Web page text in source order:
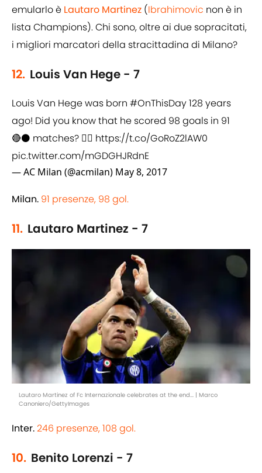
emularlo è Lautaro Martinez (Ibrahimovic non è in
lista Champions). Chi sono, oltre ai due sopracitati,
i migliori marcatori della stracittadina di Milano?
12. Louis Van Hege - 7
Louis Van Hege was born #OnThisDay128 years
ago! Did you know that he scored 98 goals in 91
🔴⚫ matches? 👉🏻 https://t.co/GoRoZ2lAW0
pic.twitter.com/mGDGHJRdnE
— AC Milan (@acmilan) May 8, 2017
Milan. 91 presenze, 98 gol.
11. Lautaro Martinez - 7
Lautaro Martinez of Fc Internazionale celebrates at the end... | Marco
Canoniero/GettyImages
Inter.246 presenze, 108 gol.
10. Benito Lorenzi - 7